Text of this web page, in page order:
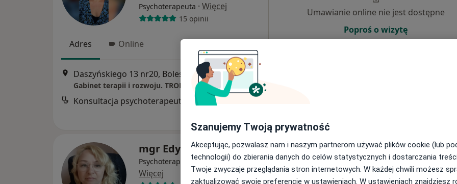
Psychoterapeuta · Więcej
15 opinii
Adres Online
Daszyńskiego 13 nr20, Bolesławiec •Mapa
Gabinet terapii i rozwoju. TROPOS Barbara Makowska.
Konsultacja psychoterapeutyczna
Umawianie online nie jest dostępne
Poproś o wizytę
mgr Edyta Fila
Psychoterapeuta, Psycholog·
Więcej
Dziś
9 Sie
Jutro
10 Sie
Wt,
11 Sie
Śr,
12 Sie
Szanujemy Twoją prywatność
Akceptując, pozwalasz nam i naszym partnerom używać plików cookie (lub
technologii) do zbierania danych do celów statystycznych i dostarczania
Twoje zwyczaje przeglądania stron internetowych. W każdej chwili możesz
zaktualizować swoje preferencje w ustawieniach. W ustawieniach znajdziesz